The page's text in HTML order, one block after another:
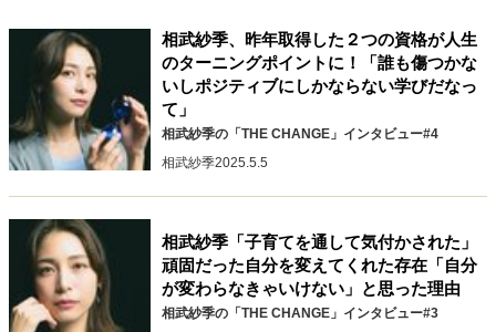
セカンドキャリアの描き方
独立という決断
大人の学び直し
ファーストキャリアを拓く
夢を掴む選択
経営・ビジネス
リーダーの流儀 変革の原動力
次世代へのバトン
トップが描く未来
相武紗季、昨年取得した２つの資格が人生
のターニングポイントに！「誰も傷つかな
いしポジティブにしかならない学びだなっ
て」
相武紗季の「THE CHANGE」インタビュー#4
相武紗季2025.5.5
相武紗季「子育てを通して気付かされた」
頑固だった自分を変えてくれた存在「自分
が変わらなきゃいけない」と思った理由
相武紗季の「THE CHANGE」インタビュー#3